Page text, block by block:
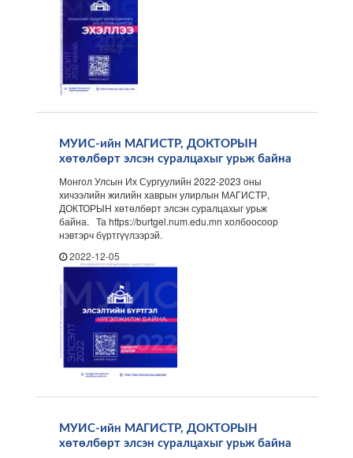
МУИС-ийн МАГИСТР, ДОКТОРЫН
хөтөлбөрт элсэн суралцахыг урьж байна
Монгол Улсын Их Сургуулийн 2022-2023 оны
хичээлийн жилийн хаврын улирлын МАГИСТР,
ДОКТОРЫН хөтөлбөрт элсэн суралцахыг урьж
байна. Та https://burtgel.num.edu.mn холбоосоор
нэвтэрч бүртгүүлээрэй.
2022-12-05
МУИС-ийн МАГИСТР, ДОКТОРЫН
хөтөлбөрт элсэн суралцахыг урьж байна